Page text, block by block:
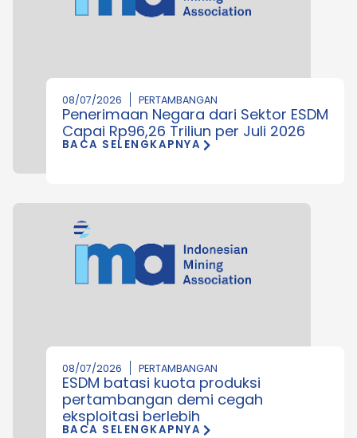
08/07/2026 PERTAMBANGAN
Penerimaan Negara dari Sektor ESDM
Capai Rp96,26 Triliun per Juli 2026
BACA SELENGKAPNYA
08/07/2026 PERTAMBANGAN
ESDM batasi kuota produksi
pertambangan demi cegah
eksploitasi berlebih
BACA SELENGKAPNYA